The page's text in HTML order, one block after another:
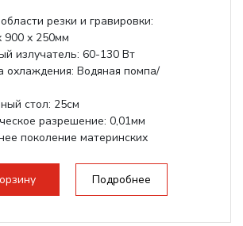
резки и гравировки:
900 х 250мм
излучатель: 60-130 Вт
охлаждения: Водяная помпа/
стол: 25см
разрешение: 0,01мм
поколение материнских
Подробнее